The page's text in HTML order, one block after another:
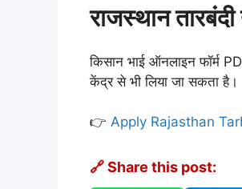
राजस्थान
किसान भाई ऑनलाइन फॉर्म
केंद्र से भी लिया जा सकता है।
👉 Apply Rajasthan
🔗 Share this post: